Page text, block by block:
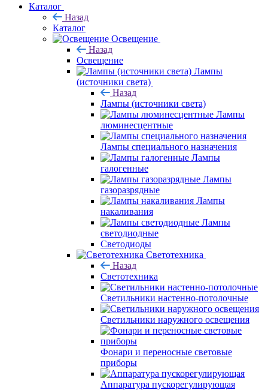
Каталог
Назад
Каталог
Освещение
Назад
Освещение
Лампы
(источники света)
Назад
Лампы (источники света)
Лампы
люминесцентные
Лампы специального назначения
Лампы
галогенные
Лампы
газоразрядные
Лампы
накаливания
Лампы
светодиодные
Светодиоды
Светотехника
Назад
Светотехника
Светильники настенно-потолочные
Светильники наружного освещения
Фонари и переносные световые
приборы
Аппаратура пускорегулирующая